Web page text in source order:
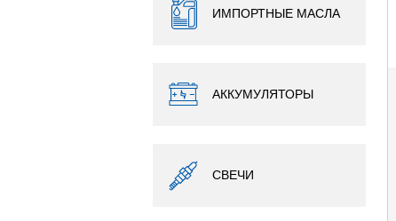
ИМПОРТНЫЕ МАСЛА
АККУМУЛЯТОРЫ
СВЕЧИ